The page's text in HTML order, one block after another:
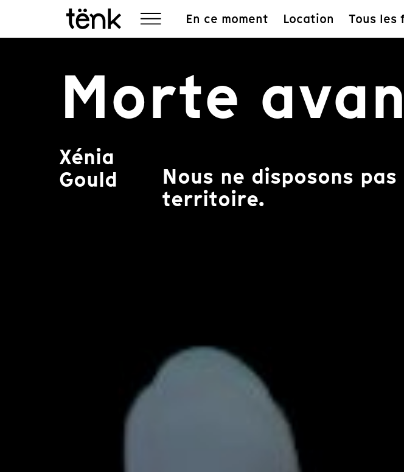
En ce moment Location Tous les
Morte
Xénia
Gould Nous ne disposons
territoire.